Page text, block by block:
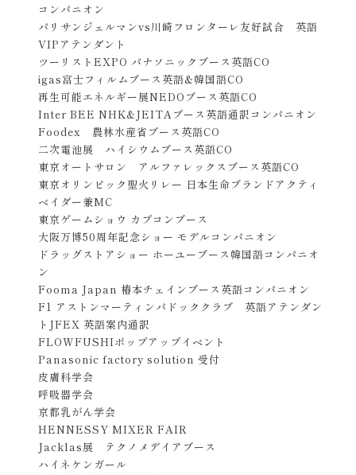
コンパニオン
パリサンジェルマンvs川崎フロンターレ友好試合 英語
VIPアテンダント
ツーリストEXPO パナソニックブース英語CO
igas富士フィルムブース英語&韓国語CO
再生可能エネルギー展NEDOブース英語CO
Inter BEE NHK&JEITAブース英語通訳コンパニオン
Foodex 農林水産省ブース英語CO
二次電池展 ハイシウムブース英語CO
東京オートサロン アルファレックスブース英語CO
東京オリンピック聖火リレー 日本生命ブランドアクティ
ベイダー兼MC
東京ゲームショウ カプコンブース
大阪万博50周年記念ショー モデルコンパニオン
ドラッグストアショー ホーユーブース韓国語コンパニオ
ン
Fooma Japan 椿本チェインブース英語コンパニオン
F1 アストンマーティンパドッククラブ 英語アテンダン
トJFEX 英語案内通訳
FLOWFUSHIポップアップイベント
Panasonic factory solution 受付
皮膚科学会
呼吸器学会
京都乳がん学会
HENNESSY MIXER FAIR
Jacklas展 テクノメデイアブース
ハイネケンガール